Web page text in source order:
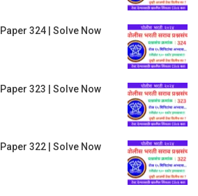
324 | Solve Now
323 | Solve Now
322 | Solve Now